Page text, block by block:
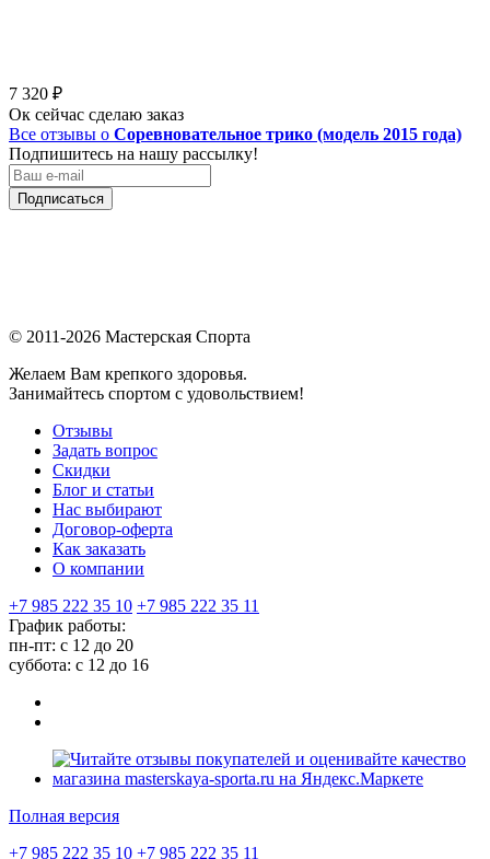
7 320 ₽
Ок сейчас сделаю заказ
Все отзывы о Соревновательное трико (модель 2015 года)
Подпишитесь на нашу рассылку!
Подписаться
© 2011-2026 Мастерская Спорта
Желаем Вам крепкого здоровья.
Занимайтесь спортом с удовольствием!
Отзывы
Задать вопрос
Скидки
Блог и статьи
Нас выбирают
Договор-оферта
Как заказать
О компании
+7 985 222 35 10 +7 985 222 35 11
График работы:
пн-пт: с 12 до 20
суббота: c 12 до 16
Полная версия
+7 985 222 35 10 +7 985 222 35 11